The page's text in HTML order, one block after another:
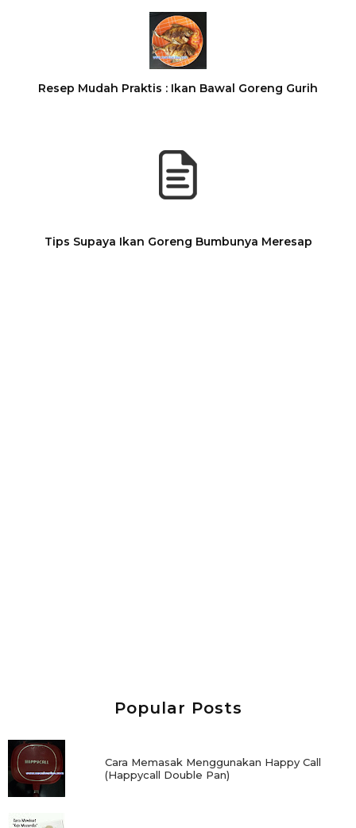
Resep Mudah Praktis : Ikan Bawal Goreng Gurih
Tips Supaya Ikan Goreng Bumbunya Meresap
Popular Posts
Cara Memasak Menggunakan Happy Call
(Happycall Double Pan)